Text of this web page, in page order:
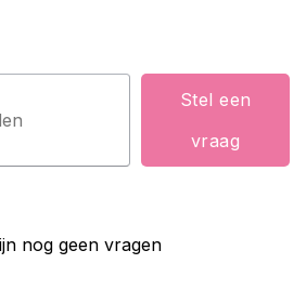
Stel een
vraag
nog geen vragen